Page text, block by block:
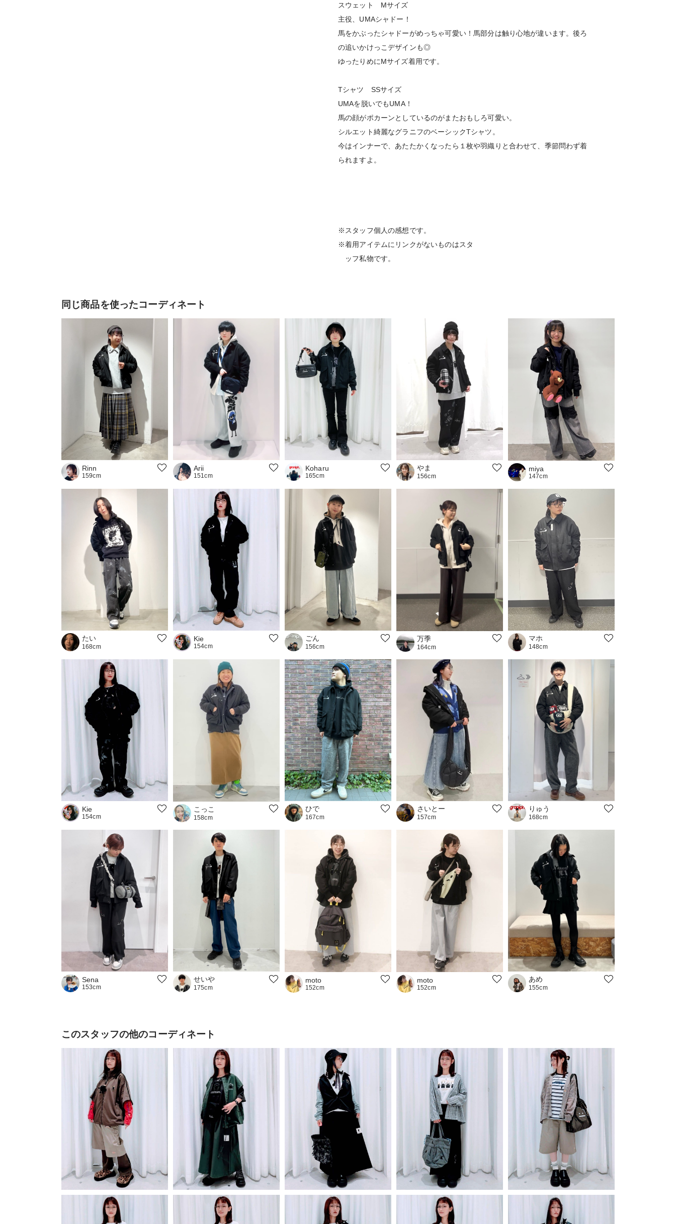
スウェット Mサイズ
主役、UMAシャドー！
馬をかぶったシャドーがめっちゃ可愛い！馬部分は触り心地が違います。後ろ
の追いかけっこデザインも◎
ゆったりめにMサイズ着用です。
Tシャツ SSサイズ
UMAを脱いでもUMA！
馬の顔がポカーンとしているのがまたおもしろ可愛い。
シルエット綺麗なグラニフのベーシックTシャツ。
今はインナーで、あたたかくなったら１枚や羽織りと合わせて、季節問わず着
られますよ。
※スタッフ個人の感想です。
※着用アイテムにリンクがないものはスタ
ッフ私物です。
同じ商品を使ったコーディネート
Rinn
159cm
Arii
151cm
Koharu
165cm
やま
156cm
miya
147cm
たい
168cm
Kie
154cm
ごん
156cm
万季
164cm
マホ
148cm
Kie
154cm
こっこ
158cm
ひで
167cm
さいとー
157cm
りゅう
168cm
Sena
153cm
せいや
175cm
moto
152cm
moto
152cm
あめ
155cm
このスタッフの他のコーディネート